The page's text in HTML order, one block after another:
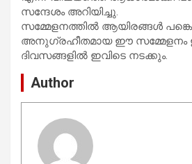
സന്ദേശം അറിയിച്ചു.
സമ്മേളനത്തിൽ ആയിരങ്ങൾ
അനുഗ്രഹീതമായ ഈ സമ്മേളനം
ദിവസങ്ങളിൽ ഇവിടെ നടക്കും.
Author